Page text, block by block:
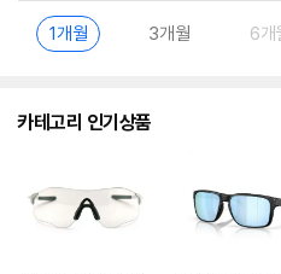
1개월 3개월 6개
카테고리 인기상품